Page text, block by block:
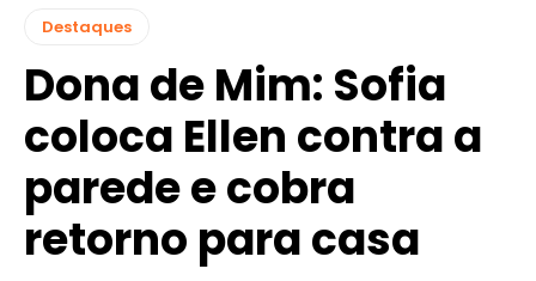
Destaques
Dona de Mim: Sofia
coloca Ellen contra a
parede e cobra
retorno para casa